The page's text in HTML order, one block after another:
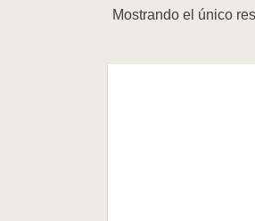
Mostrando el único